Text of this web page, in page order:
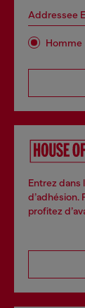
Addressee
Homme
Entrez dans
d’adhésion.
profitez